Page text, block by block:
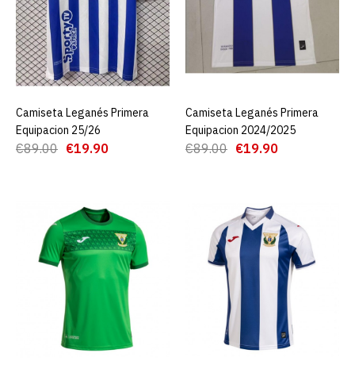
AGREGAR AL CARRO
ADD TO COMPARE
ADD TO WISHLIST
Camiseta Leganés Primera
Equipacion 2024/2025
AGREGAR AL CARRO
ADD TO COMPARE
ADD TO WISHLIST
Camiseta Leganés segunda
equipacion 2024/2025
AGREGAR AL CARRO
Camiseta Leganés Primera
Equipacion 25/26
€89.00 €19.90
AGREGAR AL CARRO
Camiseta Leganés Primera
Equipacion 2024/2025
€89.00 €19.90